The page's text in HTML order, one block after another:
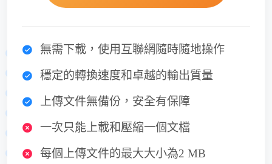
無需下載，使用互聯網隨時隨地操作
穩定的轉換速度和卓越的輸出質量
上傳文件無備份，安全有保障
一次只能上載和壓縮一個文檔
每個上傳文件的最大大小為2 MB